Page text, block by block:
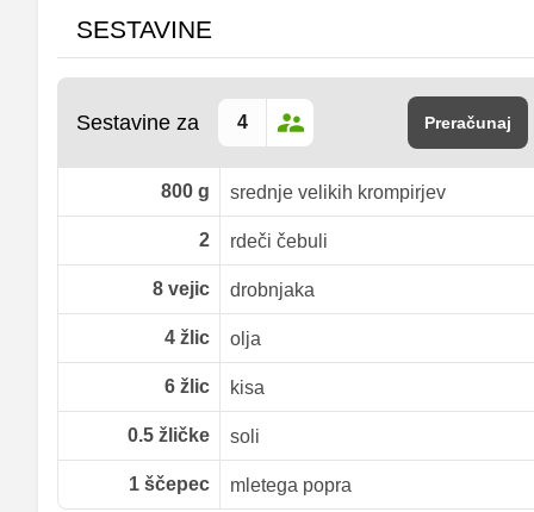
SESTAVINE
Sestavine za Preračunaj
800 g srednje velikih krompirjev
2 rdeči čebuli
8 vejic drobnjaka
4 žlic olja
6 žlic kisa
0.5 žličke soli
1 ščepec mletega popra